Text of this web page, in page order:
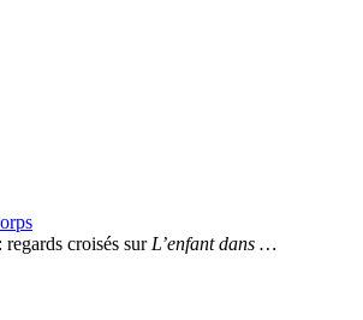
croisés sur L’enfant dans …